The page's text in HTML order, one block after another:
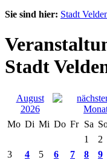
Sie sind hier: Stadt
Stadt
August
2026
Mo Di Mi Do Fr Sa
1
2
3
4 5 6 7 8
9